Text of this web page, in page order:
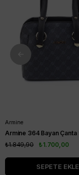
Armine
₺1.700,00
₺1.849,90
SEPETE EKLE